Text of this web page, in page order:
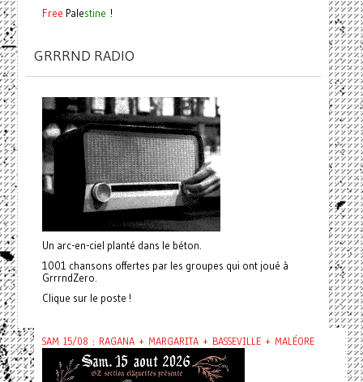
Free Palestine !
GRRRND RADIO
Un arc-en-ciel planté dans le béton.
1001 chansons offertes par les groupes qui ont joué à
GrrrndZero.
Clique sur le poste !
SAM 15/08 : RAGANA + MARGARITA + BASSEVILLE + MALÉORE